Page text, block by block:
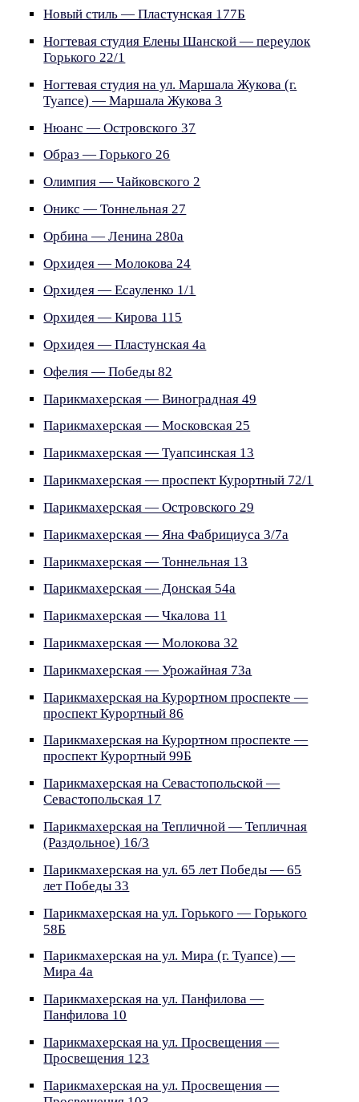
Новый стиль — Пластунская 177Б
Ногтевая студия Елены Шанской — переулок
Горького 22/1
Ногтевая студия на ул. Маршала Жукова (г.
Туапсе) — Маршала Жукова 3
Нюанс — Островского 37
Образ — Горького 26
Олимпия — Чайковского 2
Оникс — Тоннельная 27
Орбина — Ленина 280а
Орхидея — Молокова 24
Орхидея — Есауленко 1/1
Орхидея — Кирова 115
Орхидея — Пластунская 4а
Офелия — Победы 82
Парикмахерская — Виноградная 49
Парикмахерская — Московская 25
Парикмахерская — Туапсинская 13
Парикмахерская — проспект Курортный 72/1
Парикмахерская — Островского 29
Парикмахерская — Яна Фабрициуса 3/7а
Парикмахерская — Тоннельная 13
Парикмахерская — Донская 54а
Парикмахерская — Чкалова 11
Парикмахерская — Молокова 32
Парикмахерская — Урожайная 73а
Парикмахерская на Курортном проспекте —
проспект Курортный 86
Парикмахерская на Курортном проспекте —
проспект Курортный 99Б
Парикмахерская на Севастопольской —
Севастопольская 17
Парикмахерская на Тепличной — Тепличная
(Раздольное) 16/3
Парикмахерская на ул. 65 лет Победы — 65
лет Победы 33
Парикмахерская на ул. Горького — Горького
58Б
Парикмахерская на ул. Мира (г. Туапсе) —
Мира 4а
Парикмахерская на ул. Панфилова —
Панфилова 10
Парикмахерская на ул. Просвещения —
Просвещения 123
Парикмахерская на ул. Просвещения —